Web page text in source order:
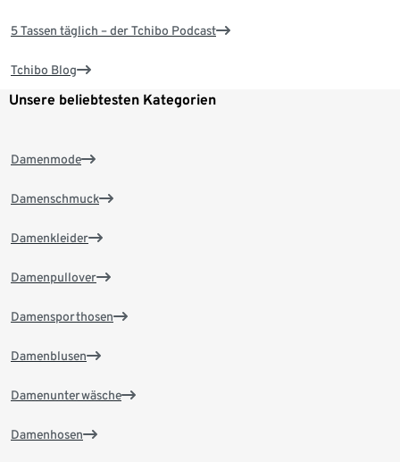
5 Tassen täglich – der Tchibo Podcast
Tchibo Blog
Unsere beliebtesten Kategorien
Damenmode
Damenschmuck
Damenkleider
Damenpullover
Damensporthosen
Damenblusen
Damenunterwäsche
Damenhosen